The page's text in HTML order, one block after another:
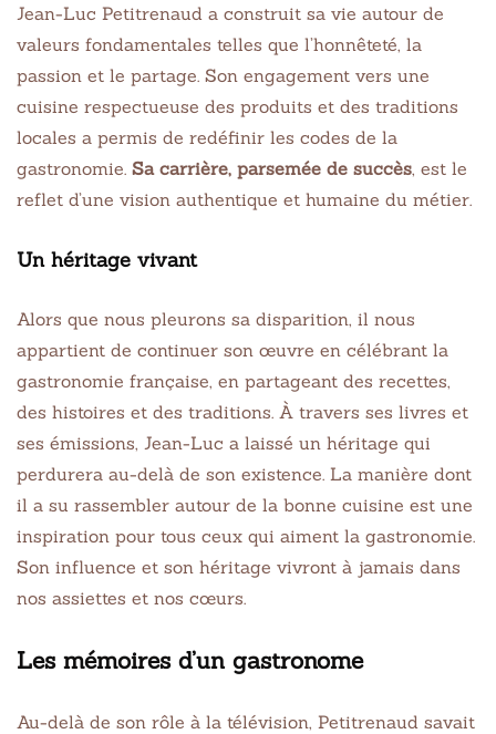
Jean-Luc Petitrenaud a construit sa vie autour de
valeurs fondamentales telles que l’honnêteté, la
passion et le partage. Son engagement vers une
cuisine respectueuse des produits et des traditions
locales a permis de redéfinir les codes de la
gastronomie. Sa carrière, parsemée de succès, est le
reflet d’une vision authentique et humaine du métier.
Un héritage vivant
Alors que nous pleurons sa disparition, il nous
appartient de continuer son œuvre en célébrant la
gastronomie française, en partageant des recettes,
des histoires et des traditions. À travers ses livres et
ses émissions, Jean-Luc a laissé un héritage qui
perdurera au-delà de son existence. La manière dont
il a su rassembler autour de la bonne cuisine est une
inspiration pour tous ceux qui aiment la gastronomie.
Son influence et son héritage vivront à jamais dans
nos assiettes et nos cœurs.
Les mémoires d’un gastronome
Au-delà de son rôle à la télévision, Petitrenaud savait